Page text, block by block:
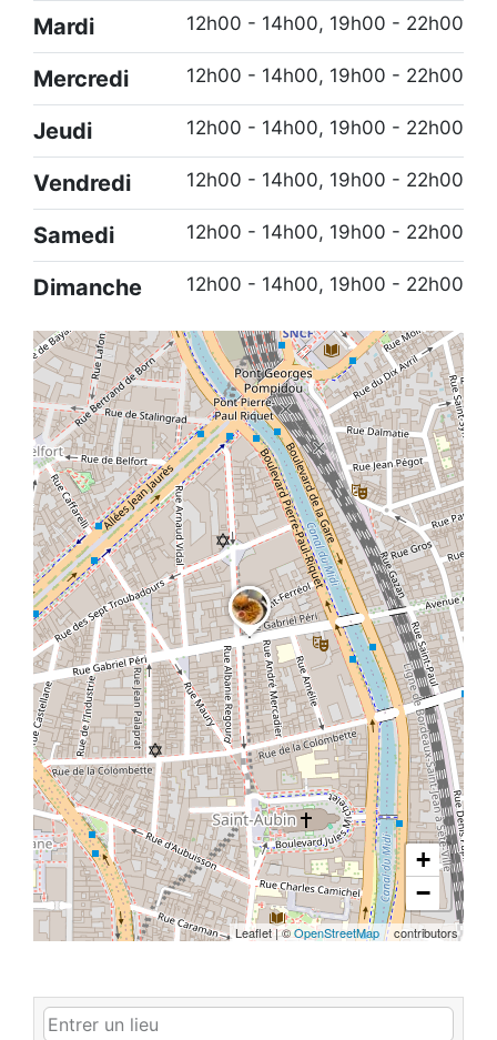
Mardi 12h00 - 14h00, 19h00 - 22h00
Mercredi 12h00 - 14h00, 19h00 - 22h00
Jeudi 12h00 - 14h00, 19h00 - 22h00
Vendredi 12h00 - 14h00, 19h00 - 22h00
Samedi 12h00 - 14h00, 19h00 - 22h00
Dimanche 12h00 - 14h00, 19h00 - 22h00
+
−
Leaflet|©OpenStreetMap contributors